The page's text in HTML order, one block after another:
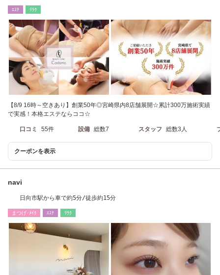
ｴｽﾃ ﾘﾗｸ
【8/9 16時～空きあり】創業50年◎宮崎県内8店舗展開☆累計300万施術実績
で実感！本格エステならココ☆
口コミ 55件 設備 総数7 スタッフ 総数3人
クーポンを表示
navi
日向市駅から車で約5分/徒歩約15分
まつげ･ﾒｲｸ ｴｽﾃ ﾘﾗｸ